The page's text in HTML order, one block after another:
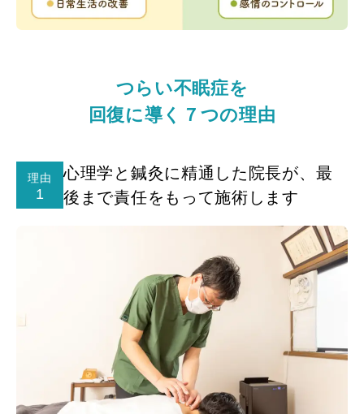
つらい不眠症を
回復に導く７つの理由
理由
1
心理学と鍼灸に精通した院長が、最
後まで責任をもって施術します